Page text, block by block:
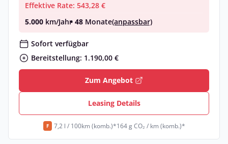
Effektive Rate: 543,28 €
5.000 km/Jahr• 48 Monate(anpassbar)
Sofort verfügbar
Bereitstellung: 1.190,00 €
Zum Angebot
Leasing Details
F 7,2 l / 100km (komb.)*164 g CO₂ / km (komb.)*